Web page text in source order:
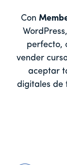
Con
perfecto,
vender
aceptar
digitales de